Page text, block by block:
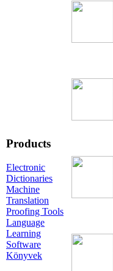
Products
Electronic
Dictionaries
Machine
Translation
Proofing Tools
Language
Learning
Software
Könyvek